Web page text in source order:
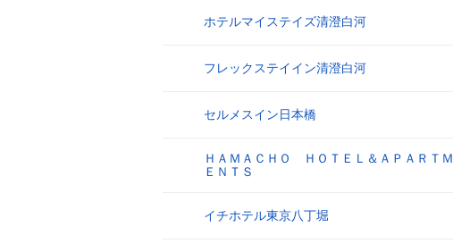
ホテルマイステイズ清澄白河
フレックステイイン清澄白河
セルメスイン日本橋
ＨＡＭＡＣＨＯ ＨＯＴＥＬ＆ＡＰＡＲＴＭ
ＥＮＴＳ
イチホテル東京八丁堀